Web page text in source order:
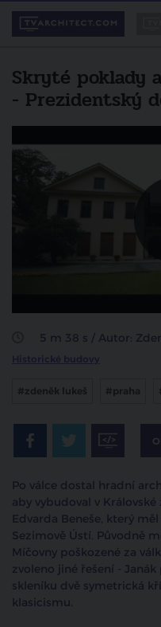
Skryté poklady
- Prezidentský
Líbí se vám pořad?
Sdílejte ho svým
přátelům.
5 m 38 s / Autor:
Historické budovy
#zdeněk lukeš #praha
Po válce dostal hradní
aby vybudoval v
Edvarda Beneše, který
Sezimově Ústí. Původně
Míčovny poškozené za
zvoleno jiné řešení -
skleníku dvě symetrická
klasicismu.